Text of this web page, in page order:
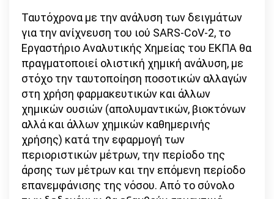
Ταυτόχρονα με την ανάλυση των δειγμάτων
για την ανίχνευση του ιού SARS-CoV-2, το
Εργαστήριο Αναλυτικής Χημείας του ΕΚΠΑ θα
πραγματοποιεί ολιστική χημική ανάλυση, με
στόχο την ταυτοποίηση ποσοτικών αλλαγών
στη χρήση φαρμακευτικών και άλλων
χημικών ουσιών (απολυμαντικών, βιοκτόνων
αλλά και άλλων χημικών καθημερινής
χρήσης) κατά την εφαρμογή των
περιοριστικών μέτρων, την περίοδο της
άρσης των μέτρων και την επόμενη περίοδο
επανεμφάνισης της νόσου. Από το σύνολο